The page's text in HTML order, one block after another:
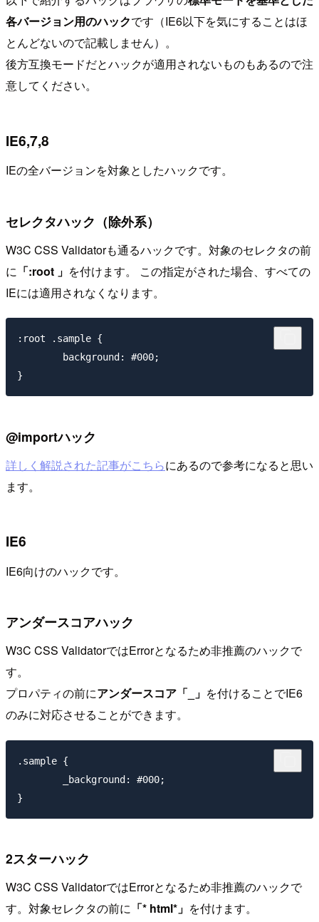
各バージョン用のハックです（IE6以下を気にすることはほ
とんどないので記載しません）。
後方互換モードだとハックが適用されないものもあるので注
意してください。
IE6,7,8
IEの全バージョンを対象としたハックです。
セレクタハック（除外系）
W3C CSS Validatorも通るハックです。対象のセレクタの前
に 「:root 」 を付けます。 この指定がされた場合、すべての
IEには適用されなくなります。
:root .sample {
@importハック
詳しく解説された記事がこちらにあるので参考になると思い
ます。
IE6
IE6向けのハックです。
アンダースコアハック
W3C CSS ValidatorではErrorとなるため非推薦のハックで
す。
プロパティの前にアンダースコア「_」 を付けることでIE6
のみに対応させることができます。
.sample {
2スターハック
W3C CSS ValidatorではErrorとなるため非推薦のハックで
す。対象セレクタの前に 「* html*」 を付けます。